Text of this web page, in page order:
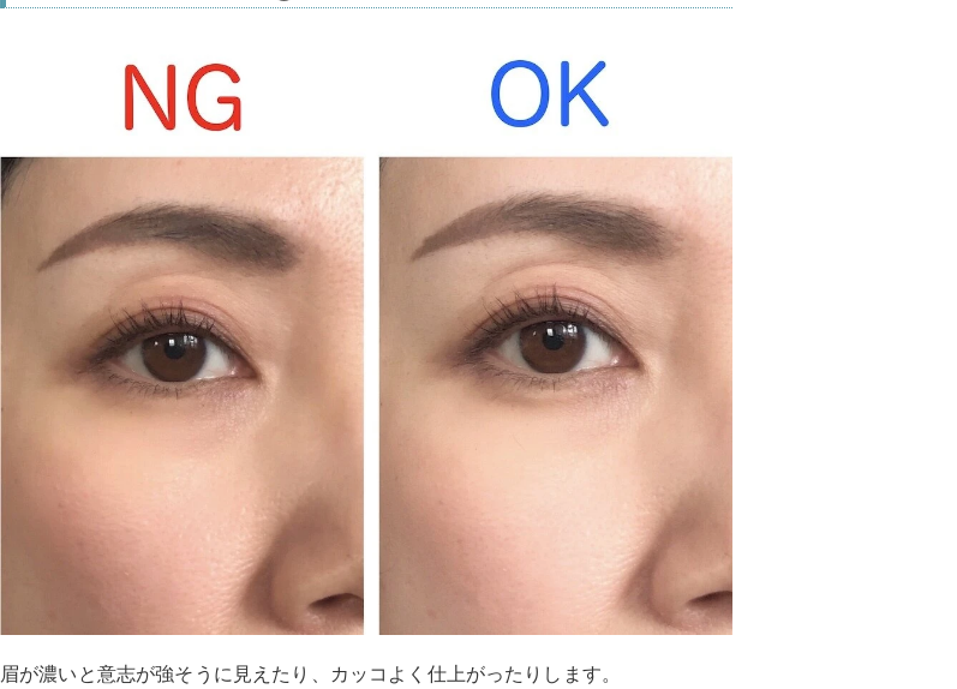
眉が濃いと意志が強そうに見えたり、カッコよく仕上がったりします。